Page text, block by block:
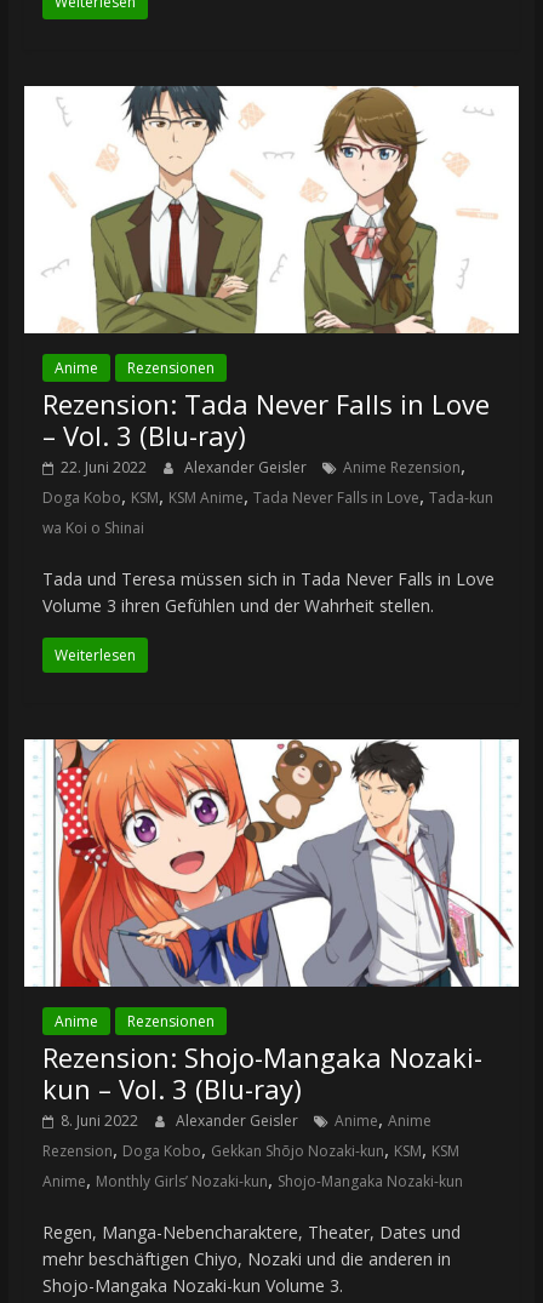
Anime Rezensionen
Rezension: Tada Never Falls in Love
– Vol. 3 (Blu-ray)
22. Juni 2022 Alexander Geisler Anime Rezension,
Doga Kobo, KSM, KSM Anime, Tada Never Falls in Love, Tada-kun
wa Koi o Shinai
Tada und Teresa müssen sich in Tada Never Falls in Love
Volume 3 ihren Gefühlen und der Wahrheit stellen.
Weiterlesen
Anime Rezensionen
Rezension: Shojo-Mangaka Nozaki-
kun – Vol. 3 (Blu-ray)
8. Juni 2022 Alexander Geisler Anime, Anime
Rezension, Doga Kobo, Gekkan Shōjo Nozaki-kun, KSM, KSM
Anime, Monthly Girls’ Nozaki-kun, Shojo-Mangaka Nozaki-kun
Regen, Manga-Nebencharaktere, Theater, Dates und
mehr beschäftigen Chiyo, Nozaki und die anderen in
Shojo-Mangaka Nozaki-kun Volume 3.